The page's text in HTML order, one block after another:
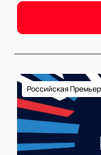
Российская